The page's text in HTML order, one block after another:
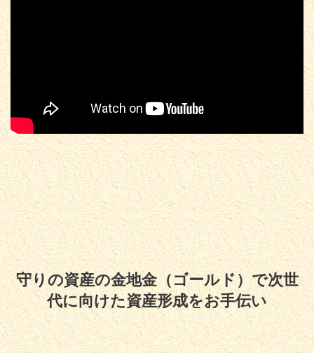
守りの資産の金地金（ゴールド）で次世
代に向けた資産形成をお手伝い
Copyright© 守りの資産の金地金（ゴールド）で次世代に向けた資産形成をお
手伝い , 2026 All Rights Reserved.